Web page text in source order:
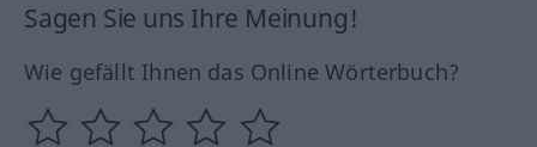
Sagen Sie uns Ihre Meinung!
Wie gefällt Ihnen das Online Wörterbuch?